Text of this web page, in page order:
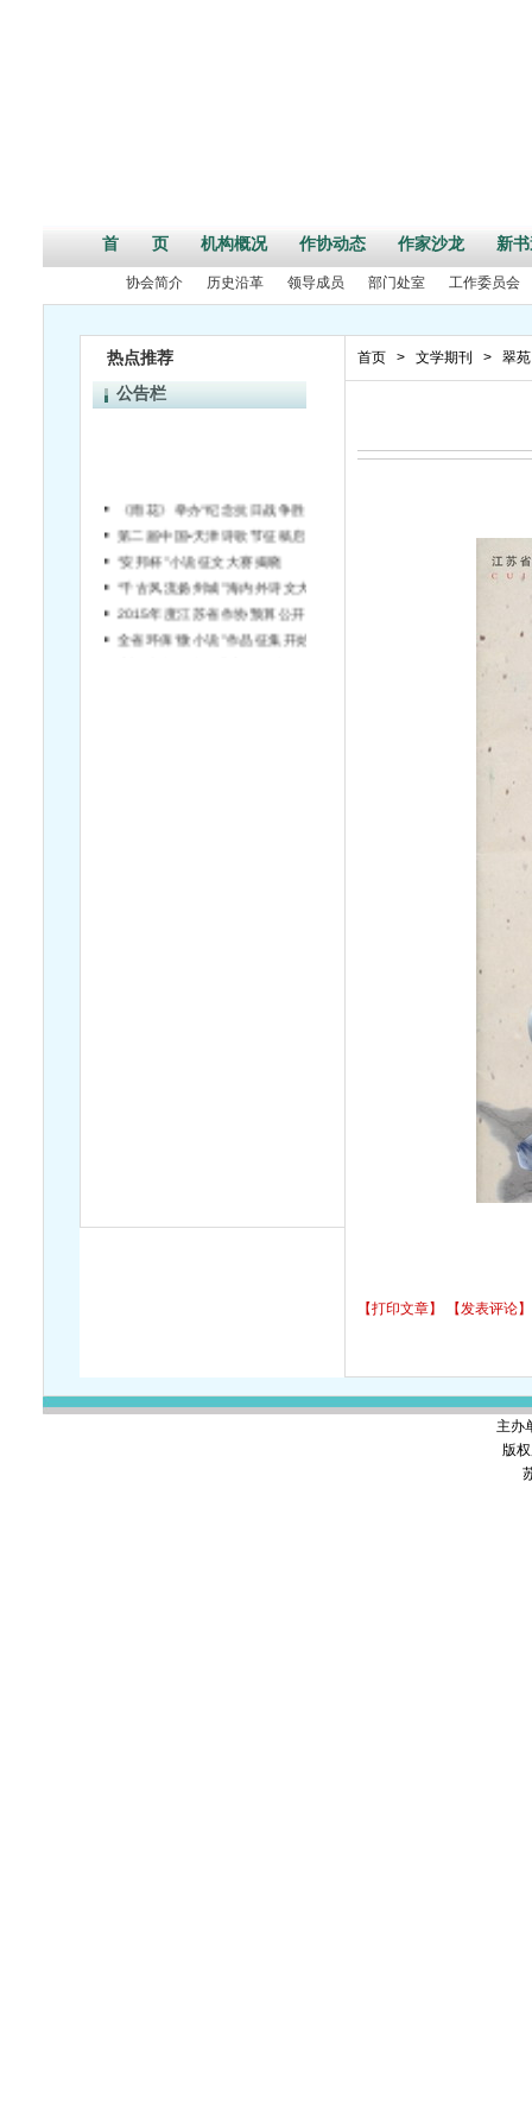
首 页 机构概况 作协动态 作家沙龙 新
协会简介 历史沿革 领导成员 部门处室 工作委员会
热点推荐
公告栏
第二届中国•天津诗歌节征稿启事
“安邦杯”小说征文大赛揭晓
首页 > 文学期刊 > 翠苑
【打印文章】 【发表评论】
主办
版